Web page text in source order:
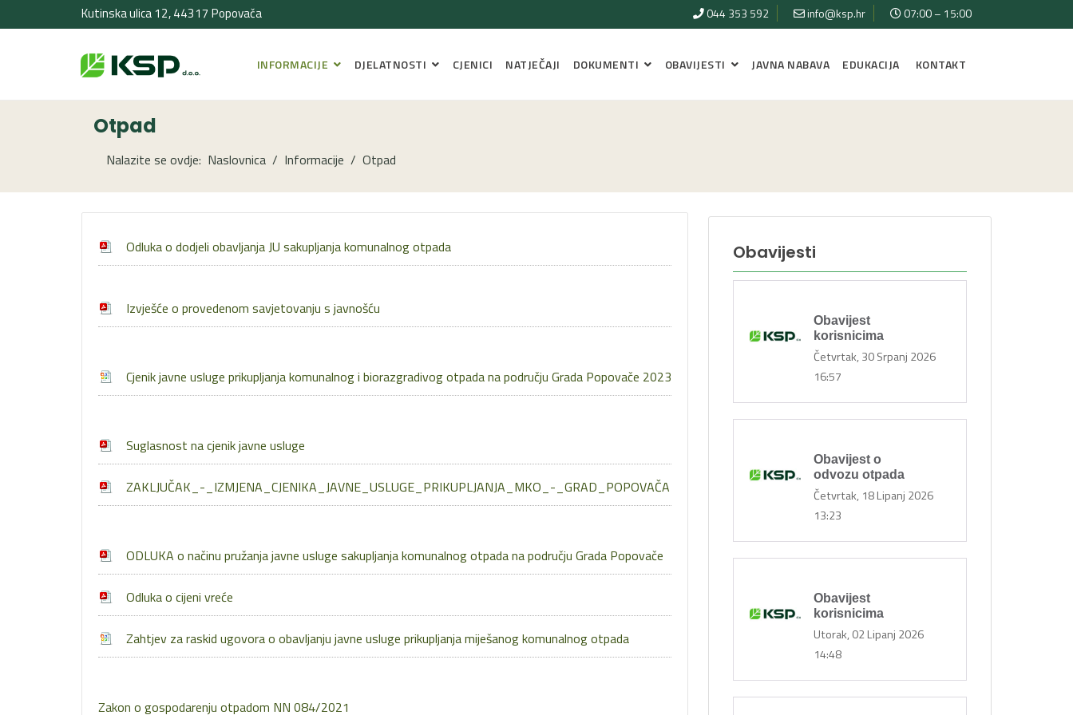
Kutinska ulica 12, 44317 Popovača 044 353 592 info@ksp.hr 07:00 – 15:00
INFORMACIJE DJELATNOSTI CJENICI NATJEČAJI DOKUMENTI OBAVIJESTI JAVNA NABAVA EDUKACIJA KONTAKT
Otpad
Nalazite se ovdje: Naslovnica Informacije Otpad
Odluka o dodjeli obavljanja JU sakupljanja komunalnog otpada
Izvješće o provedenom savjetovanju s javnošću
Cjenik javne usluge prikupljanja komunalnog i biorazgradivog otpada na području Grada Popovače 2023
Suglasnost na cjenik javne usluge
ZAKLJUČAK_-_IZMJENA_CJENIKA_JAVNE_USLUGE_PRIKUPLJANJA_MKO_-_GRAD_POPOVAČA
ODLUKA o načinu pružanja javne usluge sakupljanja komunalnog otpada na području Grada Popovače
Odluka o cijeni vreće
Zahtjev za raskid ugovora o obavljanju javne usluge prikupljanja miješanog komunalnog otpada
Zakon o gospodarenju otpadom NN 084/2021
Obavijesti
Obavijest
korisnicima
Četvrtak, 30 Srpanj 2026
16:57
Obavijest o
odvozu otpada
Četvrtak, 18 Lipanj 2026
13:23
Obavijest
korisnicima
Utorak, 02 Lipanj 2026
14:48